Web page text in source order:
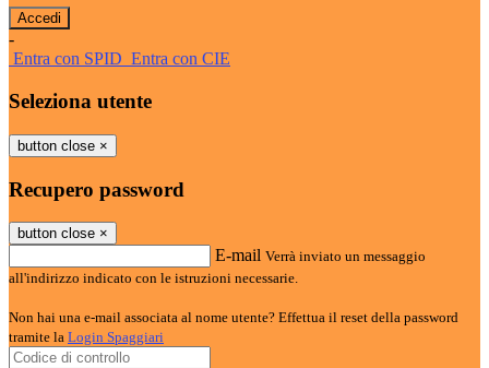
-
Entra con SPID Entra con CIE
Seleziona utente
button close ×
Recupero password
button close ×
E-mail Verrà inviato un messaggio
all'indirizzo indicato con le istruzioni necessarie.
Non hai una e-mail associata al nome utente? Effettua il reset della password
tramite la Login Spaggiari